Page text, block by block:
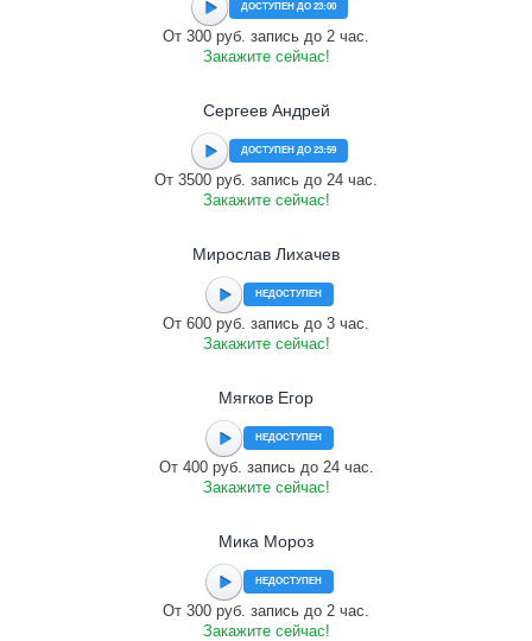
ДОСТУПЕН ДО 23:00
От 300 руб. запись до 2 час.
Закажите сейчас!
Сергеев Андрей
ДОСТУПЕН ДО 23:59
От 3500 руб. запись до 24 час.
Закажите сейчас!
Мирослав Лихачев
НЕДОСТУПЕН
От 600 руб. запись до 3 час.
Закажите сейчас!
Мягков Егор
НЕДОСТУПЕН
От 400 руб. запись до 24 час.
Закажите сейчас!
Мика Мороз
НЕДОСТУПЕН
От 300 руб. запись до 2 час.
Закажите сейчас!